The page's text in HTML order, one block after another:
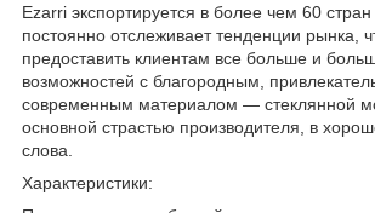
Ezarri экспортируется в более чем 60
постоянно отслеживает тенденции рынка,
предоставить клиентам все больше и
возможностей с благородным,
современным материалом — стеклянной
основной страстью производителя, в
слова.
Характеристики: